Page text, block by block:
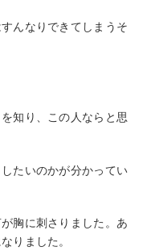
んなりできてしまうそ
知り、この人ならと思
たいのかが分かってい
胸に刺さりました。あ
りました。